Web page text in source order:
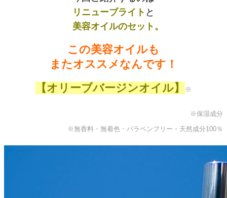
リニューブライト と
美容オイルのセット。
この美容オイルも
またオススメなんです！
【オリーブバージンオイル】
※
※保湿成分
※無香料・無着色・パラベンフリー・天然成分100％